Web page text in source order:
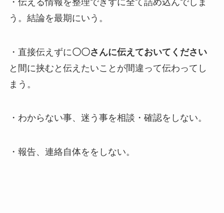
う。結論を最期にいう。
・直接伝えずに〇〇さんに伝えておいてください
と間に挟むと伝えたいことが間違って伝わってし
まう。
・わからない事、迷う事を相談・確認をしない。
・報告、連絡自体ををしない。